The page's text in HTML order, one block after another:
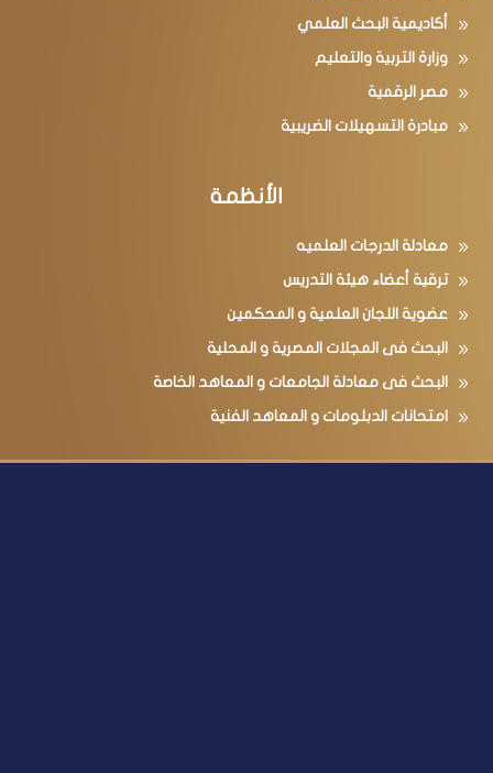
أكاديمية البحث العلمي
وزارة التربية والتعليم
مصر الرقمية
مبادرة التسهيلات الضريبية
الأنظمة
معادلة الدرجات العلميه
ترقية أعضاء هيئة التدريس
عضوية اللجان العلمية و المحكمين
البحث فى المجلات المصرية و المحلية
البحث فى معادلة الجامعات و المعاهد الخاصة
امتحانات الدبلومات و المعاهد الفنية